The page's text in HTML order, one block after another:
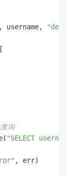
, username,
询
"SELECT
, err)